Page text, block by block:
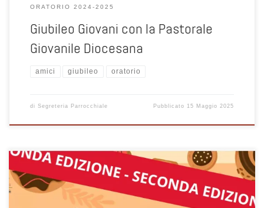
ORATORIO 2024-2025
Giubileo Giovani con la Pastorale
Giovanile Diocesana
amici giubileo oratorio
di Segreteria Parrocchiale Pubblicato 15 Maggio 2025
Noi ragazzi delle medie abbiamo deciso di continuare ad aiutare Elia